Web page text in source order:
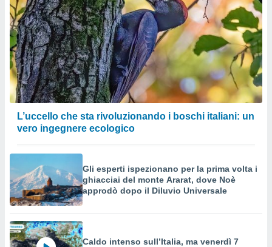
L’uccello che sta rivoluzionando i boschi italiani: un
vero ingegnere ecologico
Gli esperti ispezionano per la prima volta i
ghiacciai del monte Ararat, dove Noè
approdò dopo il Diluvio Universale
Caldo intenso sull’Italia, ma venerdì 7